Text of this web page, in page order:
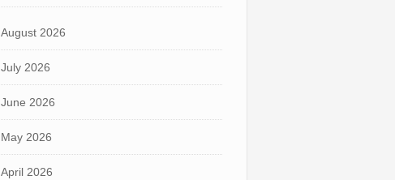
August 2026
July 2026
June 2026
May 2026
April 2026